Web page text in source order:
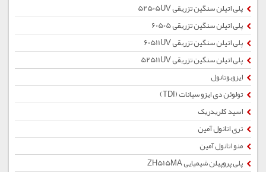
پلی اتیلن سنگین تزریقی 52505UV
پلی اتیلن سنگین تزریقی 60505
پلی اتیلن سنگین تزریقی 60511UV
پلی اتیلن سنگین تزریقی 52511UV
ایزوبوتانول
تولوئن دی ایزو سیانات (TDI)
اسید کلریدریک
تری اتانول آمین
منو اتانول آمین
پلی پروپیلن شیمیایی ZH515MA